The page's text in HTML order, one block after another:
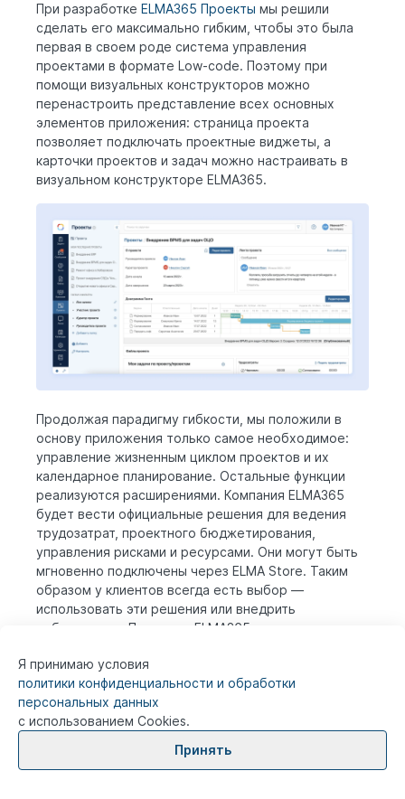
При разработке ELMA365 Проекты мы решили
сделать его максимально гибким, чтобы это была
первая в своем роде система управления
проектами в формате Low-code. Поэтому при
помощи визуальных конструкторов можно
перенастроить представление всех основных
элементов приложения: страница проекта
позволяет подключать проектные виджеты, а
карточки проектов и задач можно настраивать в
визуальном конструкторе ELMA365.
Продолжая парадигму гибкости, мы положили в
основу приложения только самое необходимое:
управление жизненным циклом проектов и их
календарное планирование. Остальные функции
реализуются расширениями. Компания ELMA365
будет вести официальные решения для ведения
трудозатрат, проектного бюджетирования,
управления рисками и ресурсами. Они могут быть
мгновенно подключены через ELMA Store. Таким
образом у клиентов всегда есть выбор —
использовать эти решения или внедрить
собственные. Партнеры ELMA365 могут
приложения Проекты и распространять их через
ELMA Store.
Каталог проектов, Low-code конструктор
Я принимаю условия
политики конфиденциальности и обработки
персональных данных
с использованием Cookies.
Принять